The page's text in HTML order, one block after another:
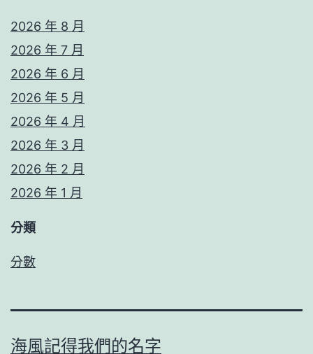
2026 年 8 月
2026 年 7 月
2026 年 6 月
2026 年 5 月
2026 年 4 月
2026 年 3 月
2026 年 2 月
2026 年 1 月
分類
分數
海風記得我們的名字